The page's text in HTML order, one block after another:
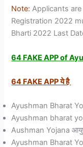
Note: Applicants
Registration 2022
Bharti 2022 Last
64 FAKE APP of
64 FAKE APPयेहै
Ayushman Bharat
Ayushman bharat
Aushman Yojana
Ayushman Bharat